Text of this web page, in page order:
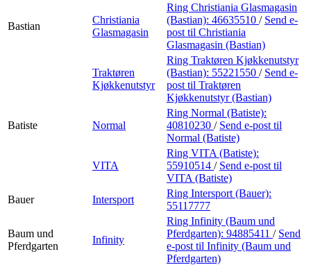
Bastian
Christiania
Glasmagasin
Ring Christiania Glasmagasin
(Bastian): 46635510 / Send e-
post til Christiania
Glasmagasin (Bastian)
Traktøren
Kjøkkenutstyr
Ring Traktøren Kjøkkenutstyr
(Bastian): 55221550 / Send e-
post til Traktøren
Kjøkkenutstyr (Bastian)
Batiste Normal
Ring Normal (Batiste):
40810230 / Send e-post til
Normal (Batiste)
VITA
Ring VITA (Batiste):
55910514 / Send e-post til
VITA (Batiste)
Bauer
Intersport
Ring Intersport (Bauer):
55117777
Baum und
Pferdgarten
Infinity
Ring Infinity (Baum und
Pferdgarten): 94885411 / Send
e-post til Infinity (Baum und
Pferdgarten)